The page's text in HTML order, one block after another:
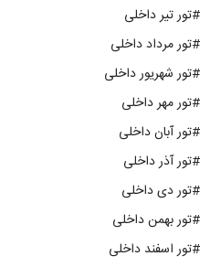
#تور تیر داخلی
#تور مرداد داخلی
#تور شهریور داخلی
#تور مهر داخلی
#تور آبان داخلی
#تور آذر داخلی
#تور دی داخلی
#تور بهمن داخلی
#تور اسفند داخلی